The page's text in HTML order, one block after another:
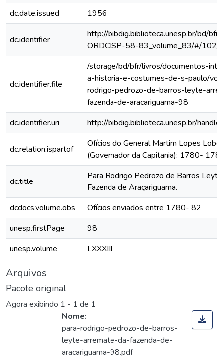
dc.date.issued
1956
dc.identifier
http://bibdig.biblioteca.unesp.br/bd/
ORDCISP-58-83_volume_83/#/102/
dc.identifier.file
/storage/bd/bfr/livros/documentos-
a-historia-e-costumes-de-s-paulo/
rodrigo-pedrozo-de-barros-leyte-
fazenda-de-aracariguama-98
dc.identifier.uri
http://bibdig.biblioteca.unesp.br/
dc.relation.ispartof
Ofícios do General Martim Lopes Lobo
(Governador da Capitania): 1780-
dc.title
Para Rodrigo Pedrozo de Barros
Fazenda de Araçariguama.
dcdocs.volume.obs
Ofícios enviados entre 1780- 82
unesp.firstPage
98
unesp.volume
LXXXIII
Arquivos
Pacote original
Agora exibindo 1 - 1 de 1
Nome:
para-rodrigo-pedrozo-de-barros-
leyte-arremate-da-fazenda-de-
aracariguama-98.pdf